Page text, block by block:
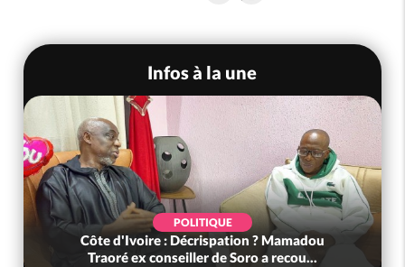
Infos à la une
POLITIQUE
Côte d'Ivoire : Décrispation ? Mamadou
Traoré ex conseiller de Soro a recou...